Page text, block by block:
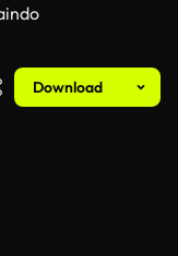
Download